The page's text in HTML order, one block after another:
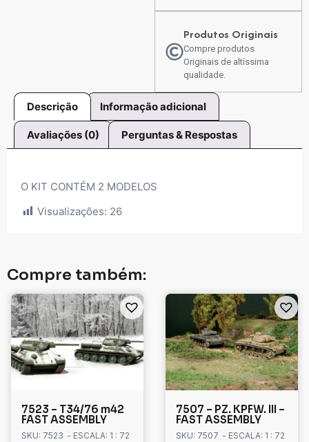
Produtos Originais
Compre produtos
Originais de altíssima
qualidade.
Descrição Informação adicional
Avaliações (0) Perguntas & Respostas
O KIT CONTÉM 2 MODELOS
Visualizações: 26
Compre também:
7523 – T34/76 m42
FAST ASSEMBLY
SKU: 7523 - ESCALA: 1 : 72
7507 – PZ. KPFW. III –
FAST ASSEMBLY
SKU: 7507 - ESCALA: 1 : 72